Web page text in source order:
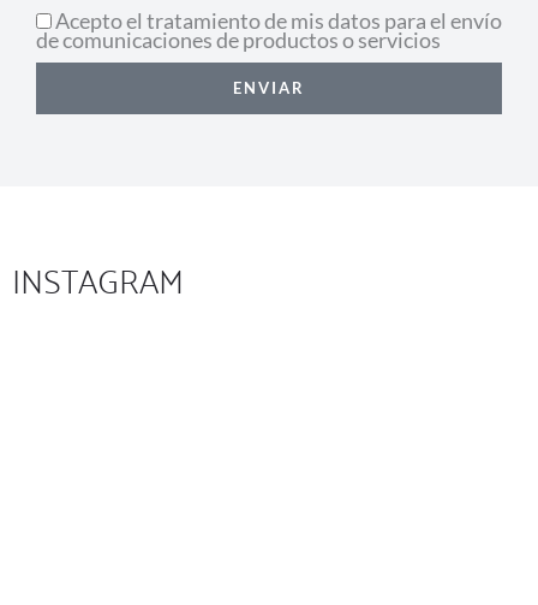
Acepto el tratamiento de mis datos para el envío
de comunicaciones de productos o servicios
ENVIAR
INSTAGRAM